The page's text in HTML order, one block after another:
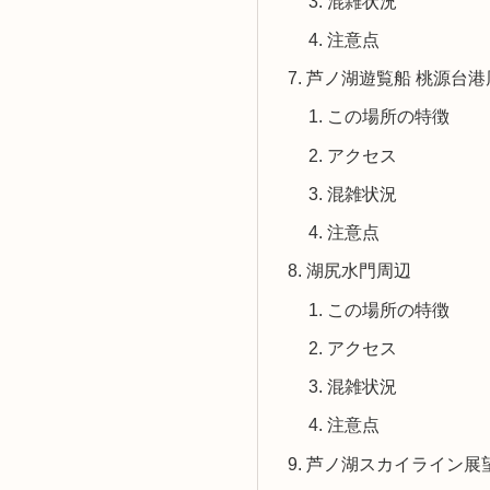
注意点
芦ノ湖遊覧船 桃源台港
この場所の特徴
アクセス
混雑状況
注意点
湖尻水門周辺
この場所の特徴
アクセス
混雑状況
注意点
芦ノ湖スカイライン展